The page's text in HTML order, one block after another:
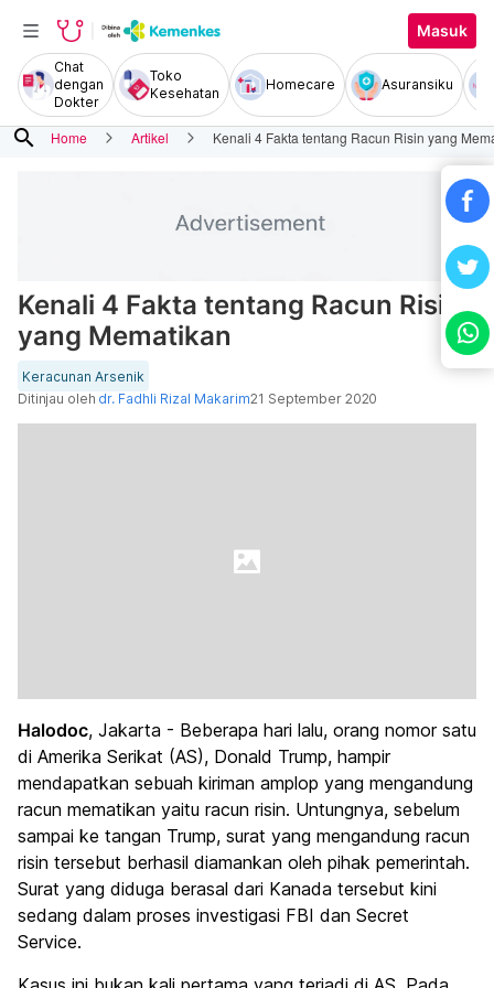
Masuk
Chat
dengan
Dokter
Toko
Kesehatan
Homecare Asuransiku
search Home Artikel Kenali 4 Fakta tentang Racun Risin yang
Kenali 4 Fakta tentang Racun Risin
yang Mematikan
Keracunan Arsenik
Ditinjau oleh dr. Fadhli Rizal Makarim21 September 2020
Halodoc, Jakarta - Beberapa hari lalu, orang nomor satu
di Amerika Serikat (AS), Donald Trump, hampir
mendapatkan sebuah kiriman amplop yang mengandung
racun mematikan yaitu racun risin. Untungnya, sebelum
sampai ke tangan Trump, surat yang mengandung racun
risin tersebut berhasil diamankan oleh pihak pemerintah.
Surat yang diduga berasal dari Kanada tersebut kini
sedang dalam proses investigasi FBI dan Secret
Service.